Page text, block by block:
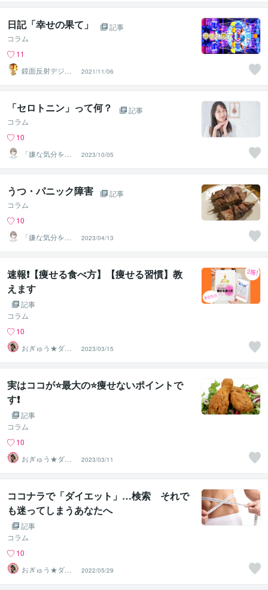
日記「幸せの果て」
記事
コラム
11
鏡面反射デジタ
ルアート製作所
（鈴木穣）
2021/11/06
「セロトニン」って何？
記事
コラム
10
「嫌な気分を切
り替える」心理
カウンセラー
2023/10/05
うつ・パニック障害
記事
コラム
10
「嫌な気分を切
り替える」心理
カウンセラー
2023/04/13
速報❗️【痩せる食べ方】【痩せる習慣】教
えます
記事
コラム
10
おぎゅう★ダイ
エットの専門家
2023/03/15
実はココが⭐️最大の⭐️痩せないポイントで
す❗️
記事
コラム
10
おぎゅう★ダイ
エットの専門家
2023/03/11
ココナラで「ダイエット」…検索 それで
も迷ってしまうあなたへ
記事
コラム
10
おぎゅう★ダイ
エットの専門家
2022/05/29